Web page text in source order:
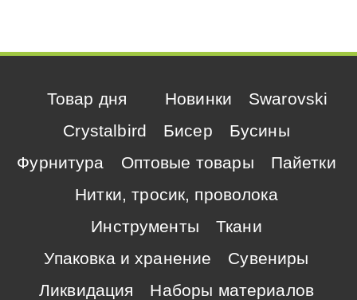
Товар дня Новинки
Swarovski
Crystalbird
Бисер
Бусины
Фурнитура
Оптовые товары
Пайетки
Нитки, тросик, проволока
Инструменты
Ткани
Упаковка и хранение
Сувениры
Ликвидация
Наборы материалов